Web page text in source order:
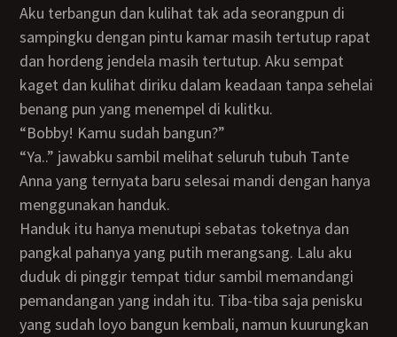
Aku terbangun dan kulihat tak ada seorangpun di
sampingku dengan pintu kamar masih tertutup rapat
dan hordeng jendela masih tertutup. Aku sempat
kaget dan kulihat diriku dalam keadaan tanpa sehelai
benang pun yang menempel di kulitku.
“Bobby! Kamu sudah bangun?”
“Ya..” jawabku sambil melihat seluruh tubuh Tante
Anna yang ternyata baru selesai mandi dengan hanya
menggunakan handuk.
Handuk itu hanya menutupi sebatas toketnya dan
pangkal pahanya yang putih merangsang. Lalu aku
duduk di pinggir tempat tidur sambil memandangi
pemandangan yang indah itu. Tiba-tiba saja penisku
yang sudah loyo bangun kembali, namun kuurungkan